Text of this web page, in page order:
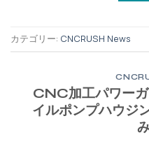
カテゴリー: CNCRUSH News
CNC加工パワー
イルポンプハウジ